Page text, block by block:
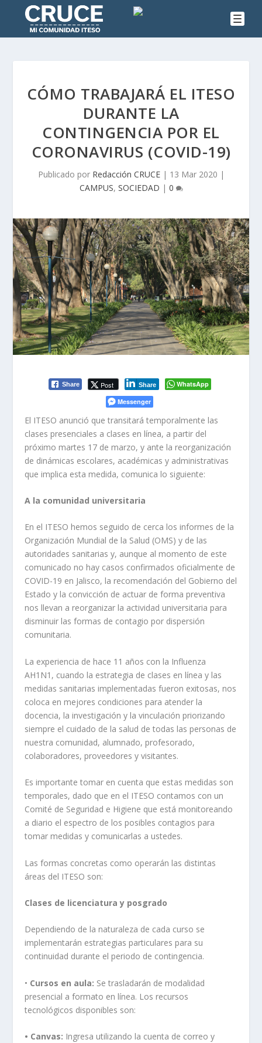
CÓMO TRABAJARÁ EL ITESO
DURANTE LA
CONTINGENCIA POR EL
CORONAVIRUS (COVID-19)
Publicado por Redacción CRUCE| 13 Mar 2020 |
CAMPUS, SOCIEDAD | 0
Share Post Share
WhatsApp
Messenger
El ITESO anunció que transitará temporalmente las
clases presenciales a clases en línea, a partir del
próximo martes 17 de marzo, y ante la reorganización
de dinámicas escolares, académicas y administrativas
que implica esta medida, comunica lo siguiente:
A la comunidad universitaria
En el ITESO hemos seguido de cerca los informes de la
Organización Mundial de la Salud (OMS) y de las
autoridades sanitarias y, aunque al momento de este
comunicado no hay casos confirmados oficialmente de
COVID-19 en Jalisco, la recomendación del Gobierno del
Estado y la convicción de actuar de forma preventiva
nos llevan a reorganizar la actividad universitaria para
disminuir las formas de contagio por dispersión
comunitaria.
La experiencia de hace 11 años con la Influenza
AH1N1, cuando la estrategia de clases en línea y las
medidas sanitarias implementadas fueron exitosas, nos
coloca en mejores condiciones para atender la
docencia, la investigación y la vinculación priorizando
siempre el cuidado de la salud de todas las personas de
nuestra comunidad, alumnado, profesorado,
colaboradores, proveedores y visitantes.
Es importante tomar en cuenta que estas medidas son
temporales, dado que en el ITESO contamos con un
Comité de Seguridad e Higiene que está monitoreando
a diario el espectro de los posibles contagios para
tomar medidas y comunicarlas a ustedes.
Las formas concretas como operarán las distintas
áreas del ITESO son:
Clases de licenciatura y posgrado
Dependiendo de la naturaleza de cada curso se
implementarán estrategias particulares para su
continuidad durante el periodo de contingencia.
• Cursos en aula: Se trasladarán de modalidad
presencial a formato en línea. Los recursos
tecnológicos disponibles son:
• Canvas: Ingresa utilizando la cuenta de correo y